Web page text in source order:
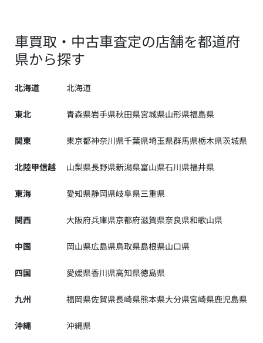
車買取・中古車査定の店舗を都道府
県から探す
北海道 北海道
東北 青森県岩手県秋田県宮城県山形県福島県
関東 東京都神奈川県千葉県埼玉県群馬県栃木県茨城県
北陸甲信越 山梨県長野県新潟県富山県石川県福井県
東海 愛知県静岡県岐阜県三重県
関西 大阪府兵庫県京都府滋賀県奈良県和歌山県
中国 岡山県広島県鳥取県島根県山口県
四国 愛媛県香川県高知県徳島県
九州 福岡県佐賀県長崎県熊本県大分県宮崎県鹿児島県
沖縄 沖縄県